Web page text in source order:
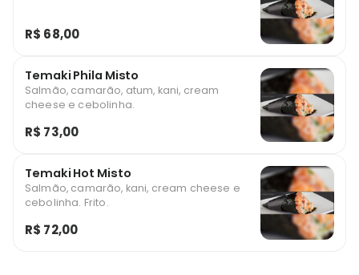
R$ 68,00
Temaki Phila Misto
Salmão, camarão, atum, kani, cream
cheese e cebolinha.
R$ 73,00
Temaki Hot Misto
Salmão, camarão, kani, cream cheese e
cebolinha. Frito.
R$ 72,00